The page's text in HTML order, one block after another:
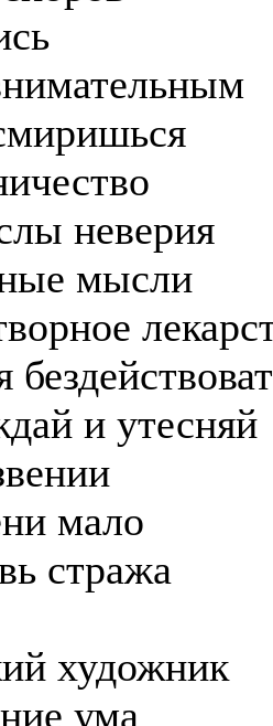
неверия
мысли
и утесняй
мало
стража
художник
ума